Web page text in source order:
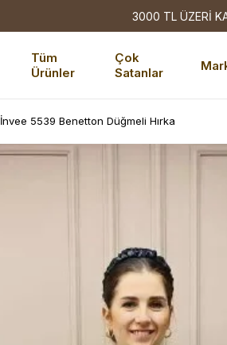
3000 TL ÜZERİ
Tüm
Ürünler
Çok
Satanlar
İnvee 5539 Benetton Düğmeli Hırka